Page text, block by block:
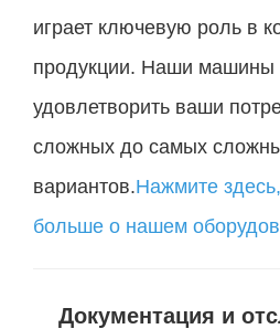
играет ключевую роль в
продукции. Наши машины
удовлетворить ваши
сложных до самых
вариантов.Нажмите
больше о нашем
Документация и